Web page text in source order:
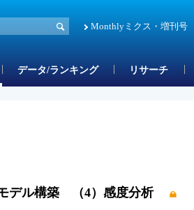
Monthlyミクス・増刊号
データ/ランキング リサーチ
デル構築 （4）感度分析